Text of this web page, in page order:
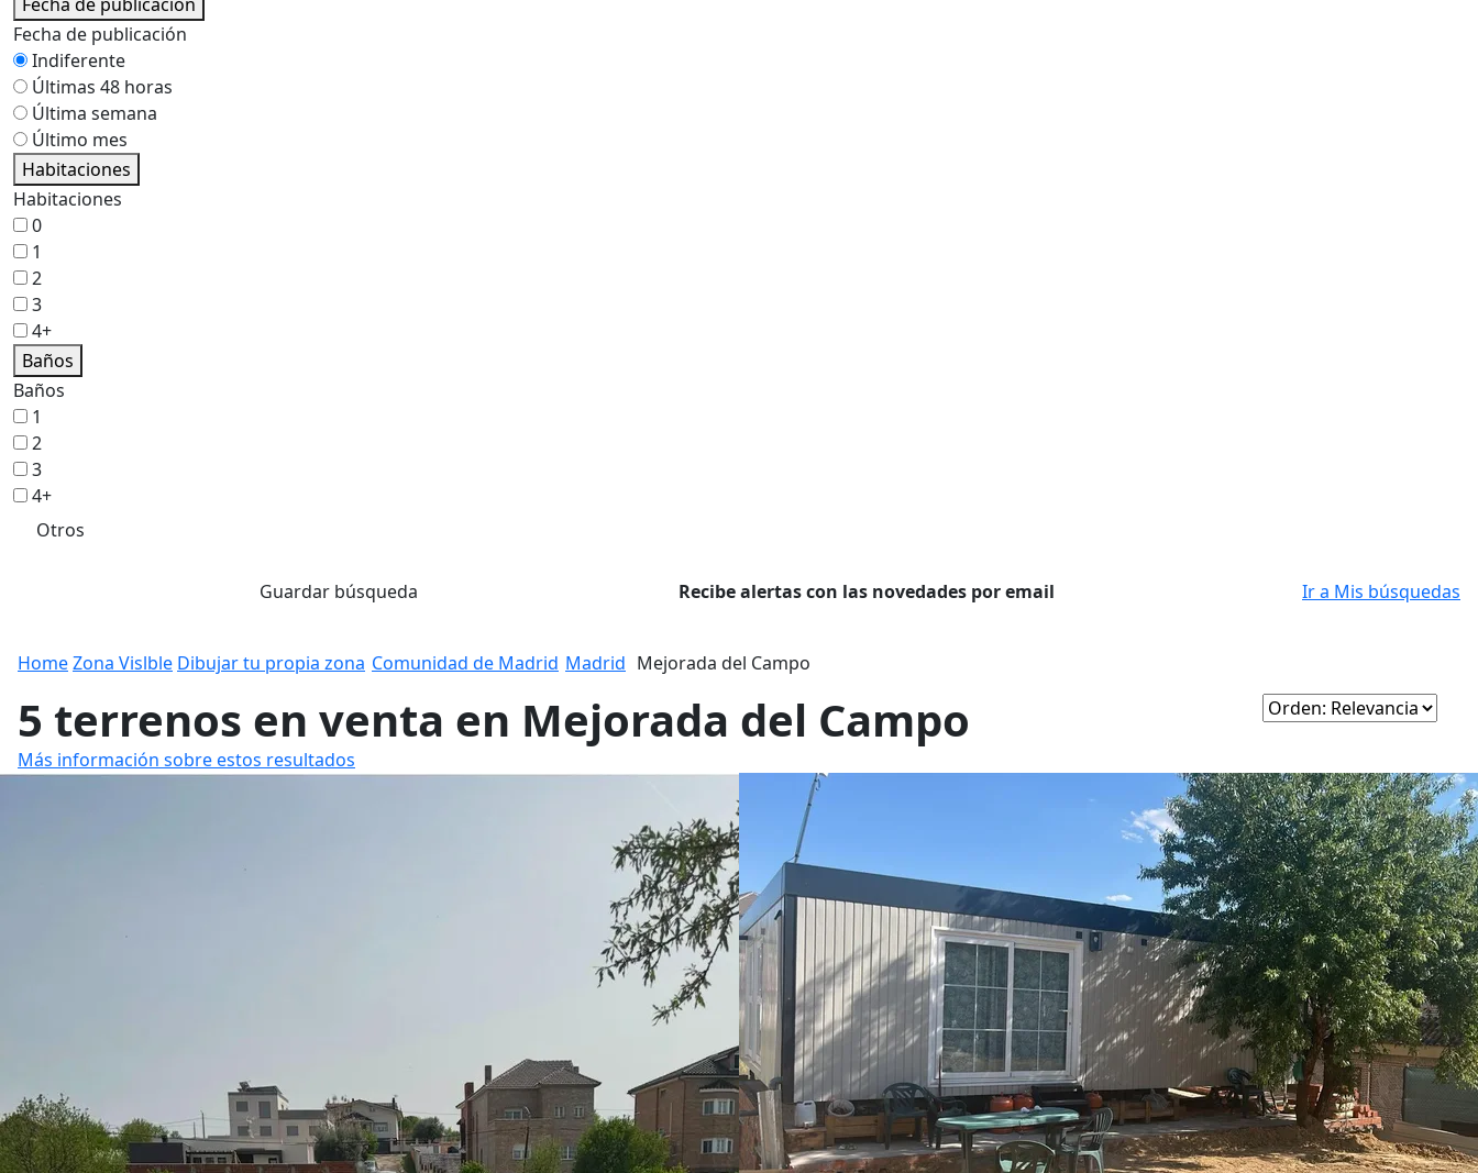
Fecha de publicación
Indiferente
Últimas 48 horas
Última semana
Último mes
Habitaciones
Habitaciones
0
1
2
3
4+
Baños
Baños
1
2
3
4+
Otros
Guardar búsqueda Recibe alertas con las novedades por email Ir a Mis búsquedas
HomeZona Vislble Dibujar tu propia zona Comunidad de Madrid Madrid Mejorada del Campo
5 terrenos en venta en Mejorada del Campo
Más información sobre estos resultados